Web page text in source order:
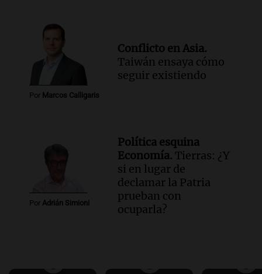
Por Marcos Calligaris
Conflicto en Asia.
Taiwán ensaya cómo
seguir existiendo
Por Adrián Simioni
Política esquina
Economía. Tierras: ¿Y
si en lugar de
declamar la Patria
prueban con
ocuparla?